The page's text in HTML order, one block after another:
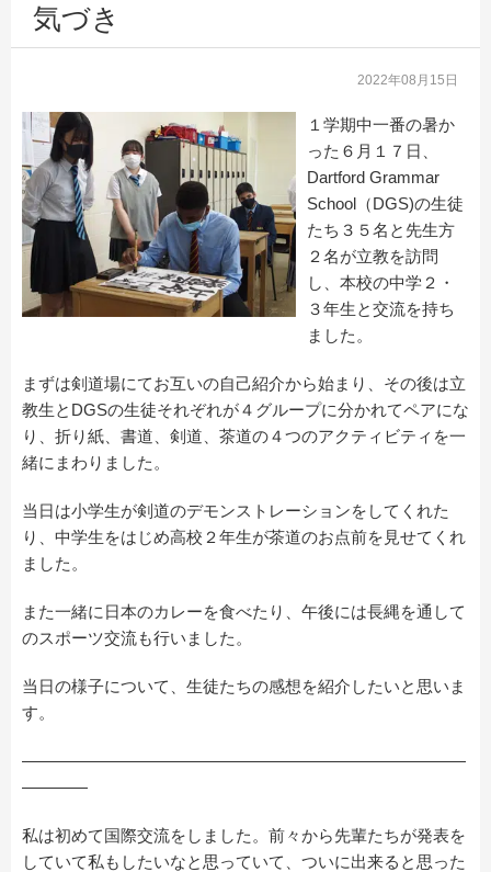
気づき
2022年08月15日
１学期中一番の暑か
った６月１７日、
Dartford Grammar
School（DGS)の生徒
たち３５名と先生方
２名が立教を訪問
し、本校の中学２・
３年生と交流を持ち
ました。
まずは剣道場にてお互いの自己紹介から始まり、その後は立
教生とDGSの生徒それぞれが４グループに分かれてペアにな
り、折り紙、書道、剣道、茶道の４つのアクティビティを一
緒にまわりました。
当日は小学生が剣道のデモンストレーションをしてくれた
り、中学生をはじめ高校２年生が茶道のお点前を見せてくれ
ました。
また一緒に日本のカレーを食べたり、午後には長縄を通して
のスポーツ交流も行いました。
当日の様子について、生徒たちの感想を紹介したいと思いま
す。
———————————————————————————
————
私は初めて国際交流をしました。前々から先輩たちが発表を
していて私もしたいなと思っていて、ついに出来ると思った